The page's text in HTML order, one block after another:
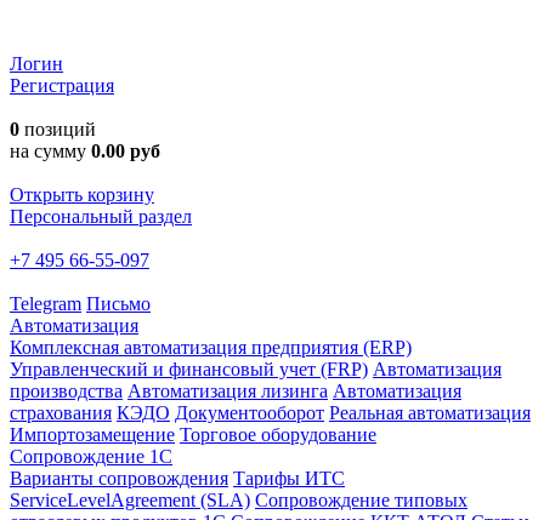
Логин
Регистрация
0 позиций
на сумму 0.00 руб
Открыть корзину
Персональный раздел
+7 495 66-55-097
Telegram Письмо
Автоматизация
Комплексная автоматизация предприятия (ERP)
Управленческий и финансовый учет (FRP) Автоматизация
производства Автоматизация лизинга Автоматизация
страхования КЭДО Документооборот Реальная автоматизация
Импортозамещение Торговое оборудование
Сопровождение 1С
Варианты сопровождения Тарифы ИТС
ServiceLevelAgreement (SLA) Сопровождение типовых